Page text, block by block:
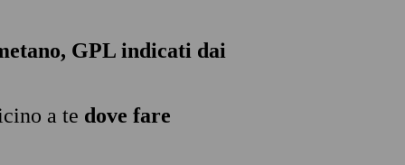
GPL indicati dai
a te dove fare